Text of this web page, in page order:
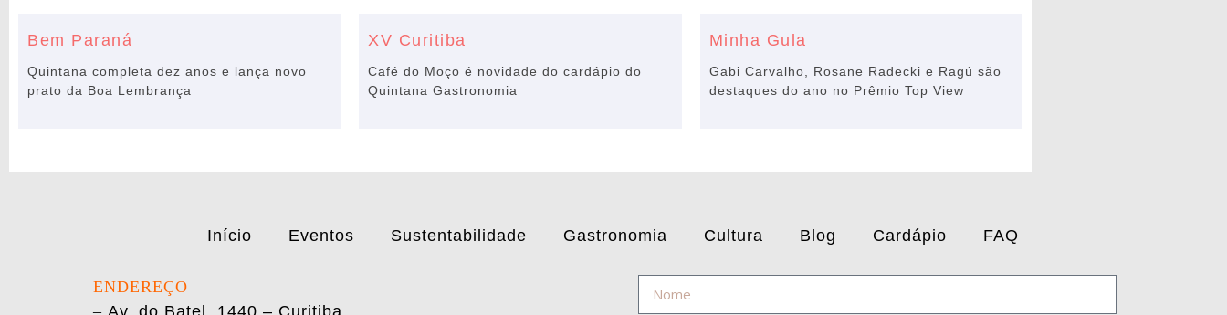
Bem Paraná
Quintana completa dez anos e lança novo
prato da Boa Lembrança
XV Curitiba
Café do Moço é novidade do cardápio do
Quintana Gastronomia
Minha Gula
Gabi Carvalho, Rosane Radecki e Ragú são
destaques do ano no Prêmio Top View
Início Eventos Sustentabilidade Gastronomia Cultura Blog Cardápio FAQ
ENDEREÇO